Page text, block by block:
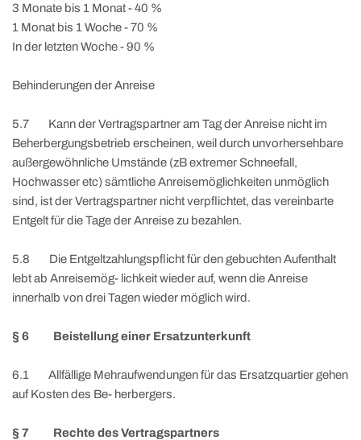
3 Monate bis 1 Monat - 40 %
1 Monat bis 1 Woche - 70 %
In der letzten Woche - 90 %
Behinderungen der Anreise
5.7 Kann der Vertragspartner am Tag der Anreise nicht im
Beherbergungsbetrieb erscheinen, weil durch unvorhersehbare
außergewöhnliche Umstände (zB extremer Schneefall,
Hochwasser etc) sämtliche Anreisemöglichkeiten unmöglich
sind, ist der Vertragspartner nicht verpflichtet, das vereinbarte
Entgelt für die Tage der Anreise zu bezahlen.
5.8 Die Entgeltzahlungspflicht für den gebuchten Aufenthalt
lebt ab Anreisemög- lichkeit wieder auf, wenn die Anreise
innerhalb von drei Tagen wieder möglich wird.
§ 6 Beistellung einer Ersatzunterkunft
6.1 Allfällige Mehraufwendungen für das Ersatzquartier gehen
auf Kosten des Be- herbergers.
§ 7 Rechte des Vertragspartners